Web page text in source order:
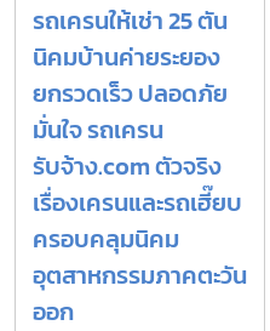
รถเครนให้เช่า 25 ตัน
นิคมบ้านค่ายระยอง
ยกรวดเร็ว ปลอดภัย
มั่นใจ รถเครน
รับจ้าง.com ตัวจริง
เรื่องเครนและรถเฮี๊ยบ
ครอบคลุมนิคม
อุตสาหกรรมภาคตะวัน
ออก